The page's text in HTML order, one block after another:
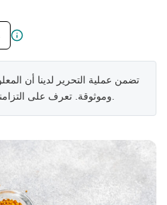
تضمن عملية التحرير لدينا أن
وموثوقة. تعرف على